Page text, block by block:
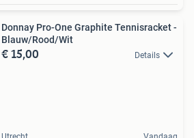
Donnay Pro-One Graphite Tennisracket -
Blauw/Rood/Wit
€ 15,00 Details